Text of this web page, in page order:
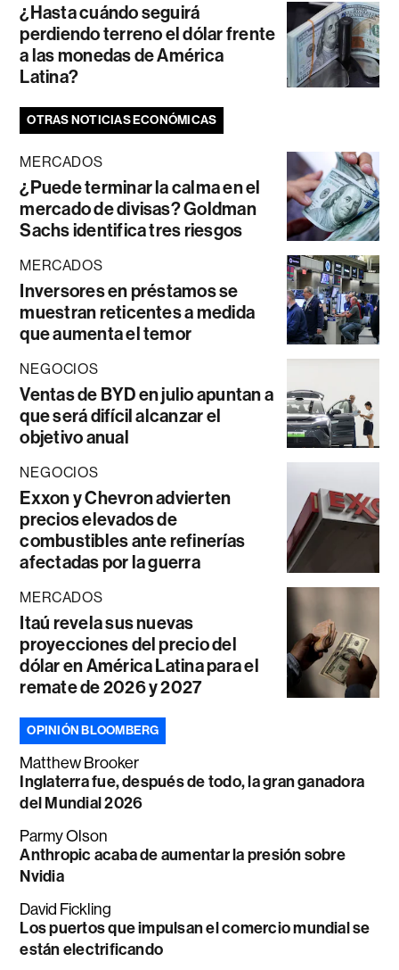
¿Hasta cuándo seguirá
perdiendo terreno el dólar frente
a las monedas de América
Latina?
OTRAS NOTICIAS ECONÓMICAS
MERCADOS
¿Puede terminar la calma en el
mercado de divisas? Goldman
Sachs identifica tres riesgos
MERCADOS
Inversores en préstamos se
muestran reticentes a medida
que aumenta el temor
NEGOCIOS
Ventas de BYD en julio apuntan a
que será difícil alcanzar el
objetivo anual
NEGOCIOS
Exxon y Chevron advierten
precios elevados de
combustibles ante refinerías
afectadas por la guerra
MERCADOS
Itaú revela sus nuevas
proyecciones del precio del
dólar en América Latina para el
remate de 2026 y 2027
OPINIÓN BLOOMBERG
Matthew Brooker
Inglaterra fue, después de todo, la gran ganadora
del Mundial 2026
Parmy Olson
Anthropic acaba de aumentar la presión sobre
Nvidia
David Fickling
Los puertos que impulsan el comercio mundial se
están electrificando